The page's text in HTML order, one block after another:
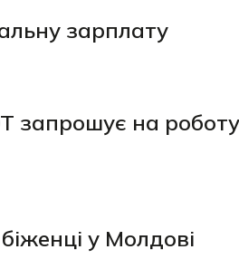
зарплату
запрошує на роботу
у Молдові